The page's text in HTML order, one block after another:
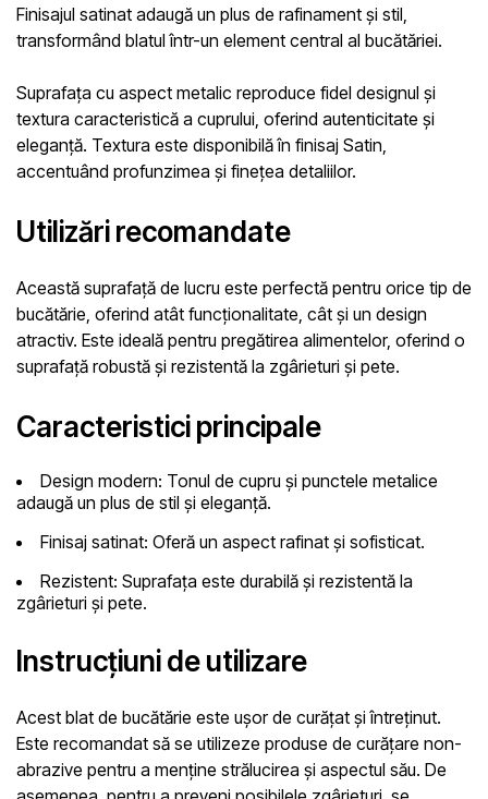
Finisajul satinat adaugă un plus de rafinament și stil,
transformând blatul într-un element central al bucătăriei.
Suprafața cu aspect metalic reproduce fidel designul și
textura caracteristică a cuprului, oferind autenticitate și
eleganță. Textura este disponibilă în finisaj Satin,
accentuând profunzimea și finețea detaliilor.
Utilizări recomandate
Această suprafață de lucru este perfectă pentru orice tip de
bucătărie, oferind atât funcționalitate, cât și un design
atractiv. Este ideală pentru pregătirea alimentelor, oferind o
suprafață robustă și rezistentă la zgârieturi și pete.
Caracteristici principale
Design modern: Tonul de cupru și punctele metalice
adaugă un plus de stil și eleganță.
Finisaj satinat: Oferă un aspect rafinat și sofisticat.
Rezistent: Suprafața este durabilă și rezistentă la
zgârieturi și pete.
Instrucțiuni de utilizare
Acest blat de bucătărie este ușor de curățat și întreținut.
Este recomandat să se utilizeze produse de curățare non-
abrazive pentru a menține strălucirea și aspectul său. De